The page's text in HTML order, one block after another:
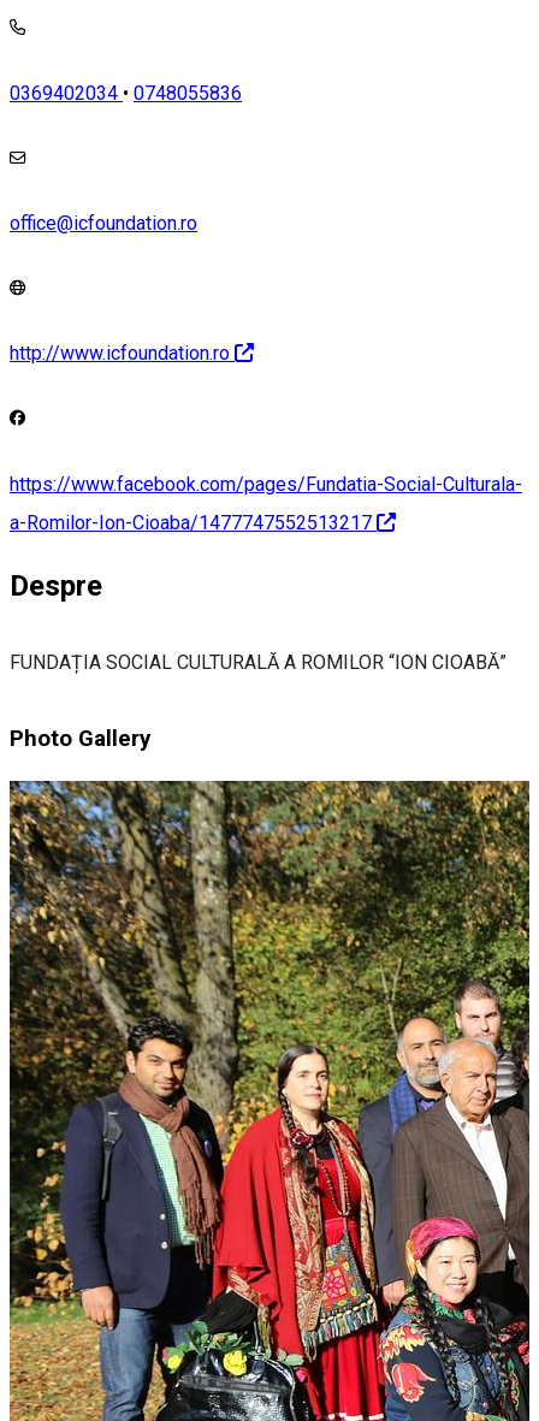
0369402034 • 0748055836
office@icfoundation.ro
http://www.icfoundation.ro
https://www.facebook.com/pages/Fundatia-Social-Culturala-
a-Romilor-Ion-Cioaba/1477747552513217
Despre
FUNDAȚIA SOCIAL CULTURALĂ A ROMILOR “ION CIOABĂ”
Photo Gallery